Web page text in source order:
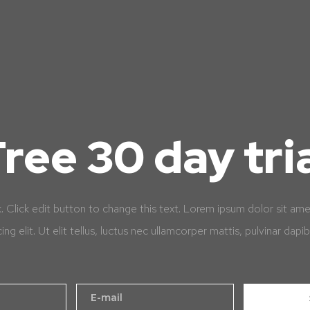
30 day
Click edit button to change this text. Lorem ipsum dolor sit
elit. Ut elit tellus, luctus nec ullamcorper mattis, pulvinar